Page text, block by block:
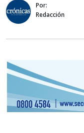
Por:
Redacción